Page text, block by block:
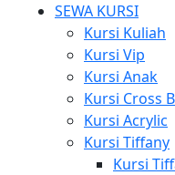
SEWA KURSI
Kursi Kuliah
Kursi Vip
Kursi Anak
Kursi Cross
Kursi Acrylic
Kursi Tiffany
Kursi